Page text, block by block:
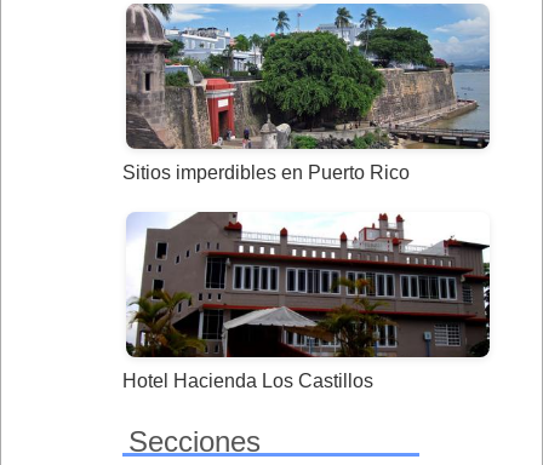
Sitios imperdibles en Puerto Rico
Hotel Hacienda Los Castillos
Secciones